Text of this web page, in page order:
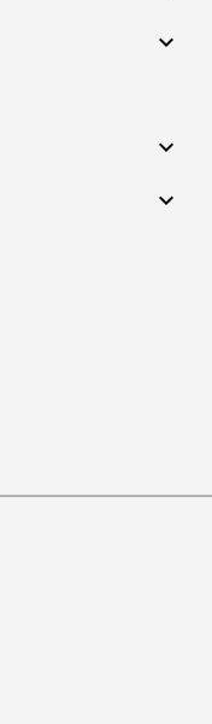
expand_more
expand_more
expand_more